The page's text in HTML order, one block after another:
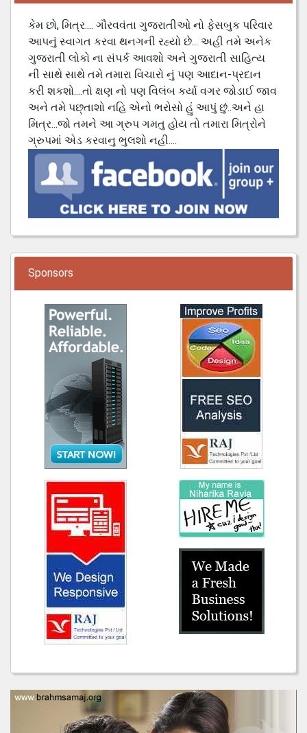
કેમ છો, મિત્ર.... ગૌરવવંતા ગુજરાતીઓ નો ફેસબુક પરિવાર
આપનું સ્વાગત કરવા થનગની રહ્યો છે... અહી તમે અનેક
ગુજરાતી લોકો ના સંપર્ક આવશો અને ગુજરાતી સાહિત્ય
ની સાથે સાથે તમે તમારા વિચારો નું પણ આદાન-પ્રદાન
કરી શકશો....તો ક્ષણ નો પણ વિલંબ કર્યા વગર જોડાઈ જાવ
અને તમે પછ્તાશો નહિ એનો ભરોસો હું આપું છું..અને હા
મિત્ર...જો તમને આ ગ્રુપ ગમતુ હોય તો તમારા મિત્રોને
ગ્રુપમાં એડ કરવાનુ ભુલશો નહી....
Sponsors